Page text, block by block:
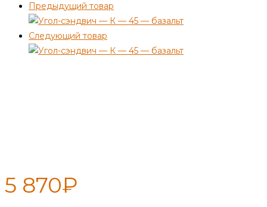
Предыдущий товар
Следующий товар
5 870₽